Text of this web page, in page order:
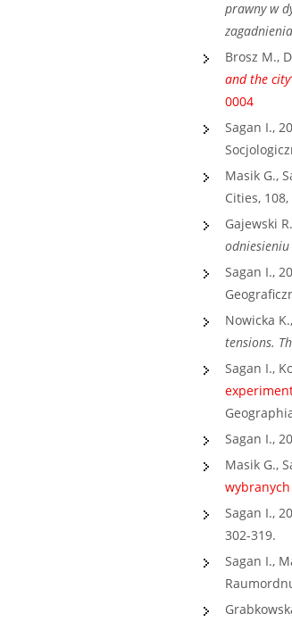
prawny w
Brosz M.,
and the
0004
Sagan I.,
Masik G.,
Cities, 108,
Gajewski
Sagan I.,
Nowicka
tensions.
Sagan I.,
Sagan I.,
Masik G.,
Sagan I.,
302-319.
Sagan I.,